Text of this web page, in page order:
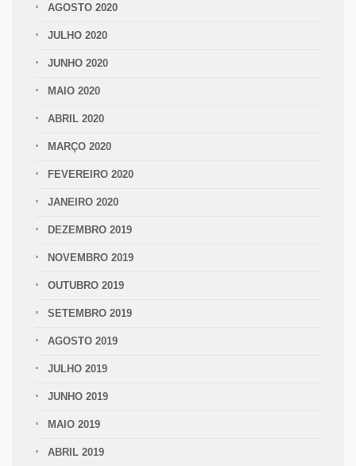
AGOSTO 2020
JULHO 2020
JUNHO 2020
MAIO 2020
ABRIL 2020
MARÇO 2020
FEVEREIRO 2020
JANEIRO 2020
DEZEMBRO 2019
NOVEMBRO 2019
OUTUBRO 2019
SETEMBRO 2019
AGOSTO 2019
JULHO 2019
JUNHO 2019
MAIO 2019
ABRIL 2019